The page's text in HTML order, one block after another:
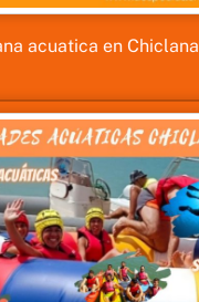
acuatica en Chiclana